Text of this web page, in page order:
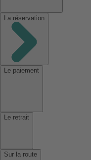
La réservation
Le paiement
Le retrait
Sur la route